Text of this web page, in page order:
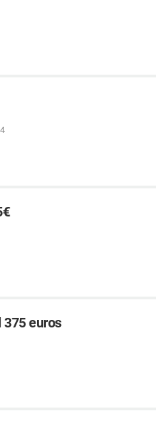
euros